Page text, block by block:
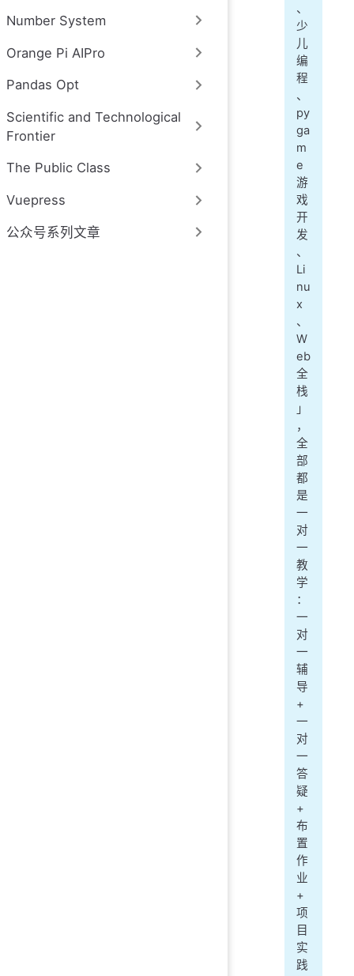
Number System
Orange Pi AIPro
Pandas Opt
Scientific and Technological
Frontier
The Public Class
Vuepress
公众号系列文章
、
少
儿
编
程
、
py
ga
m
e
游
戏
开
发
、
Li
nu
x
、
W
eb
全
栈
」
，
全
部
都
是
一
对
一
教
学
：
一
对
一
辅
导
+
一
对
一
答
疑
+
布
置
作
业
+
项
目
实
践